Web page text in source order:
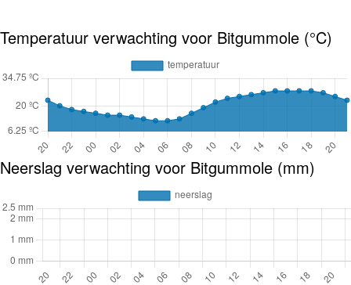
Temperatuur verwachting voor Bitgummole (°C)
Neerslag verwachting voor Bitgummole (mm)